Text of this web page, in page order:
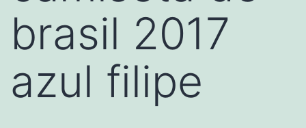
brasil 2017
azul filipe